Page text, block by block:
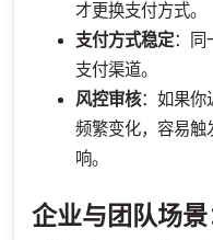
才更换支付方式。
支付方式稳定：同
支付渠道。
风控审核：如果你
频繁变化，容易触
响。
企业与团队场